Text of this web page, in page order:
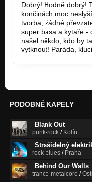
Dobrý! Hodně dobrý!
končinách moc
tvorba, žádné
super basa a kytaře -
našel někdo, kdo by
vytknout! Paráda,
PODOBNÉ KAPELY
Blank Out
punk-rock / Kolín
Strašidelný
rock-blues / Praha
Behind Our Walls
trance-metalcore /